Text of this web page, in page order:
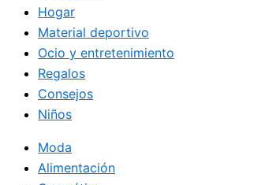
Hogar
Material deportivo
Ocio y entretenimiento
Regalos
Consejos
Niños
Moda
Alimentación